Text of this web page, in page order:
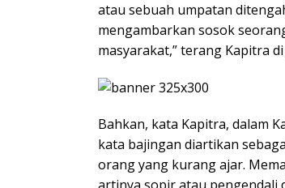
atau sebuah umpatan
mengambarkan sosok
masyarakat,” terang Kapitra
Bahkan, kata Kapitra, dalam
kata bajingan diartikan
orang yang kurang ajar.